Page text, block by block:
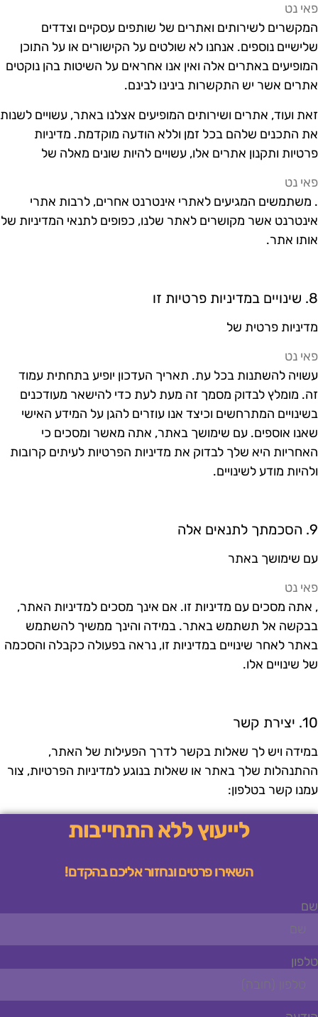
נט
לשירותים ואתרים של שותפים עסקיים וצדדים
נוספים. אנחנו לא שולטים על הקישורים או על התוכן
באתרים אלה ואין אנו אחראים על השיטות בהן נוקטים
אשר יש התקשרות בינינו לבינם.
ועוד, אתרים ושירותים המופיעים אצלנו באתר, עשויים לשנות
התכנים שלהם בכל זמן וללא הודעה מוקדמת. מדיניות
ותקנון אתרים אלו, עשויים להיות שונים מאלה של
נט
משתמשים המגיעים לאתרי אינטרנט אחרים, לרבות אתרי
אשר מקושרים לאתר שלנו, כפופים לתנאי המדיניות של
אתר.
פרטיות זו
פרטית של
נט
להשתנות בכל עת. תאריך העדכון יופיע בתחתית עמוד
מומלץ לבדוק מסמך זה מעת לעת כדי להישאר מעודכנים
המתרחשים וכיצד אנו עוזרים להגן על המידע האישי
אוספים. עם שימושך באתר, אתה מאשר ומסכים כי
היא שלך לבדוק את מדיניות הפרטיות לעיתים קרובות
מודע לשינויים.
אלה
שימושך באתר
נט
אתה מסכים עם מדיניות זו. אם אינך מסכים למדיניות האתר,
אל תשתמש באתר. במידה והינך ממשיך להשתמש
לאחר שינויים במדיניות זו, נראה בפעולה כקבלה והסכמה
שינויים אלו.
קשר
ויש לך שאלות בקשר לדרך הפעילות של האתר,
שלך באתר או שאלות בנוגע למדיניות הפרטיות, צור
קשר בטלפון:
לייעוץ ללא התחייבות
השאירו פרטים ונחזור אליכם בהקדם!